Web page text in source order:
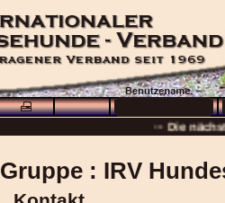
Gruppe : IRV
···
··· Die
···